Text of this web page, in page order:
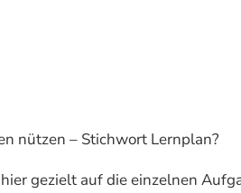
nützen – Stichwort Lernplan?
gezielt auf die einzelnen